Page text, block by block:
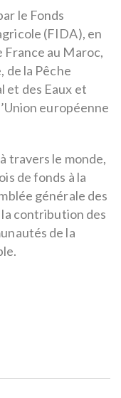
le Fonds
(FIDA), en
France au Maroc,
de la Pêche
et des Eaux et
européenne
travers le monde,
de fonds à la
générale des
contribution des
de la